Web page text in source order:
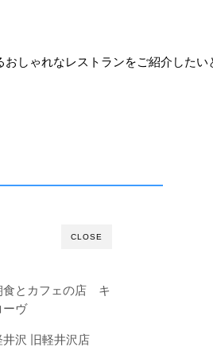
しゃれなレストランをご紹介したい
CLOSE
食とカフェの店 キ
ーヴ
井沢 旧軽井沢店